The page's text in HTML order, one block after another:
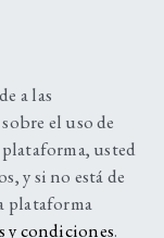
a las
el uso de
usted
y si no está de
plataforma
y condiciones.